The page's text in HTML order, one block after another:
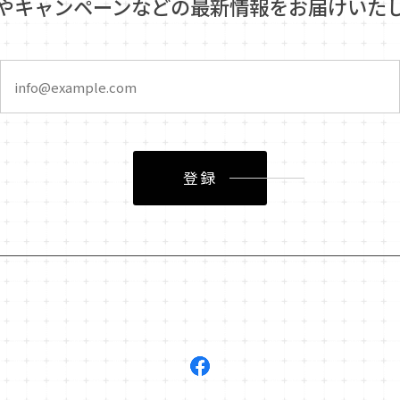
キャンペーンなどの最新情報をお届けいた
登録